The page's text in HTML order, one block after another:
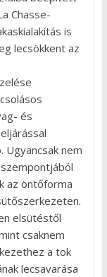
Chasse-
is
lecsökkent az
és
nem
az öntőforma
elsütéstől
csaknem
a tok
lecsavarása